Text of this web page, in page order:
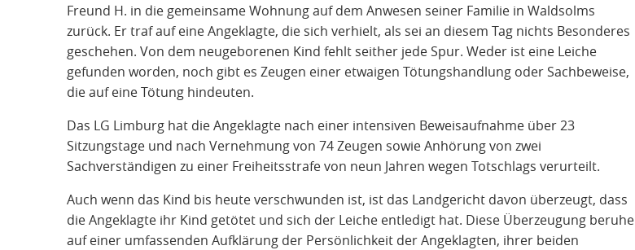
Freund H. in die gemeinsame Wohnung auf dem Anwesen seiner Familie in Waldsolms
zurück. Er traf auf eine Angeklagte, die sich verhielt, als sei an diesem Tag nichts Besonderes
geschehen. Von dem neugeborenen Kind fehlt seither jede Spur. Weder ist eine Leiche
gefunden worden, noch gibt es Zeugen einer etwaigen Tötungshandlung oder Sachbeweise,
die auf eine Tötung hindeuten.
Das LG Limburg hat die Angeklagte nach einer intensiven Beweisaufnahme über 23
Sitzungstage und nach Vernehmung von 74 Zeugen sowie Anhörung von zwei
Sachverständigen zu einer Freiheitsstrafe von neun Jahren wegen Totschlags verurteilt.
Auch wenn das Kind bis heute verschwunden ist, ist das Landgericht davon überzeugt, dass
die Angeklagte ihr Kind getötet und sich der Leiche entledigt hat. Diese Überzeugung beruhe
auf einer umfassenden Aufklärung der Persönlichkeit der Angeklagten, ihrer beiden